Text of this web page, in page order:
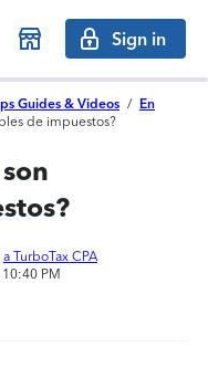
Sign in
Guides & Videos / En
de impuestos?
a TurboTax CPA
PM